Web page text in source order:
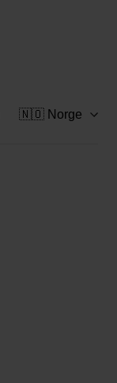
🇳🇴 Norge